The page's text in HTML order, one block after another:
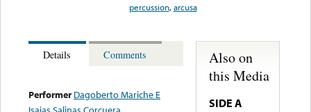
percussion,arcusa
Details Comments
Performer Dagoberto Mariche E
Also on
this Media
SIDE A